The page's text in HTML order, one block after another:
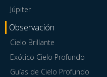
Júpiter
Observación
Cielo Brillante
Exótico Cielo Profundo
Guías de Cielo Profundo